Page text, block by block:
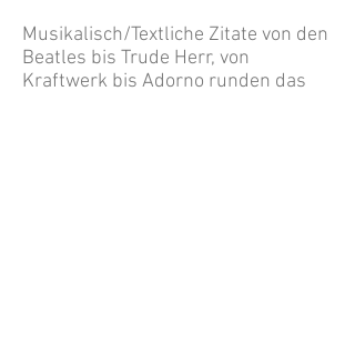
Musikalisch/Textliche Zitate von den
Beatles bis Trude Herr, von
Kraftwerk bis Adorno runden das